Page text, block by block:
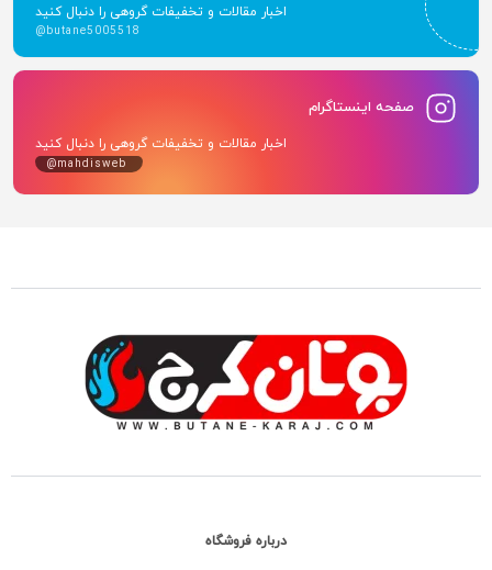
اخبار مقالات و تخفیفات گروهی را دنبال کنید
@butane5005518
صفحه اینستاگرام
اخبار مقالات و تخفیفات گروهی را دنبال کنید
@mahdisweb
درباره فروشگاه